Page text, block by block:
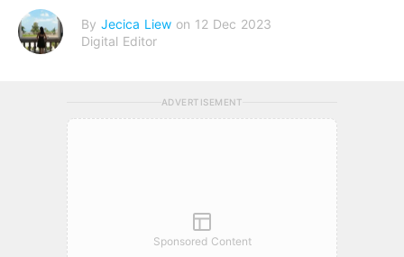
By Jecica Liew on 12 Dec 2023
Digital Editor
ADVERTISEMENT
Sponsored Content